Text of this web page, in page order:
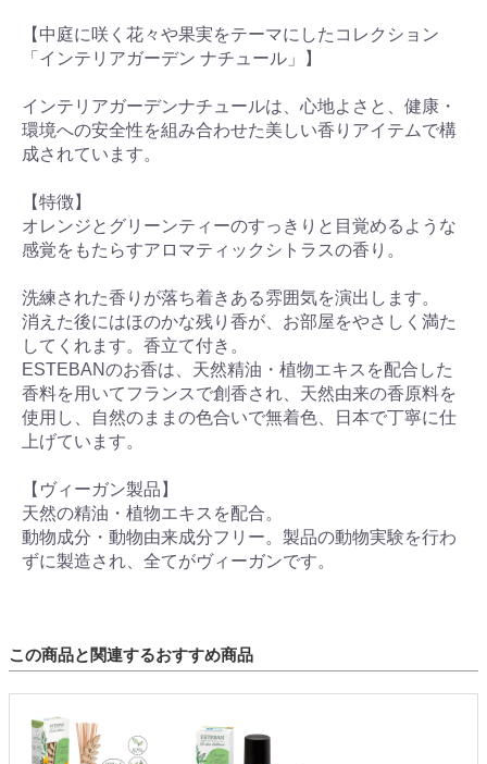
【中庭に咲く花々や果実をテーマにしたコレクション
「インテリアガーデン ナチュール」】
インテリアガーデンナチュールは、心地よさと、健康・
環境への安全性を組み合わせた美しい香りアイテムで構
成されています。
【特徴】
オレンジとグリーンティーのすっきりと目覚めるような
感覚をもたらすアロマティックシトラスの香り。
洗練された香りが落ち着きある雰囲気を演出します。
消えた後にはほのかな残り香が、お部屋をやさしく満た
してくれます。香立て付き。
ESTEBANのお香は、天然精油・植物エキスを配合した
香料を用いてフランスで創香され、天然由来の香原料を
使用し、自然のままの色合いで無着色、日本で丁寧に仕
上げています。
【ヴィーガン製品】
天然の精油・植物エキスを配合。
動物成分・動物由来成分フリー。製品の動物実験を行わ
ずに製造され、全てがヴィーガンです。
この商品と関連するおすすめ商品